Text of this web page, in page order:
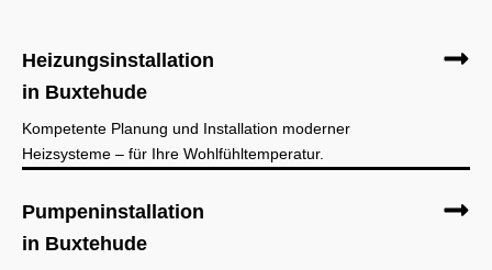
Heizungsinstallation
in Buxtehude
Kompetente Planung und Installation moderner
Heizsysteme – für Ihre Wohlfühltemperatur.
Pumpeninstallation
in Buxtehude